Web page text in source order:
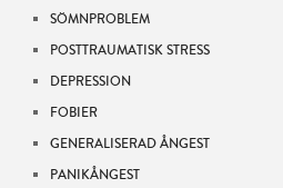
SÖMNPROBLEM
POSTTRAUMATISK STRESS
DEPRESSION
FOBIER
GENERALISERAD ÅNGEST
PANIKÅNGEST